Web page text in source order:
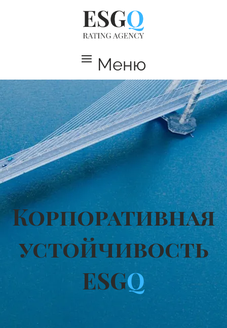
Меню
Корпоративная
устойчивость
ESGQ